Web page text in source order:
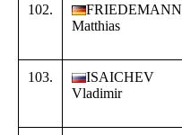
102.
FRIEDEMANN
Matthias
103.
ISAICHEV
Vladimir